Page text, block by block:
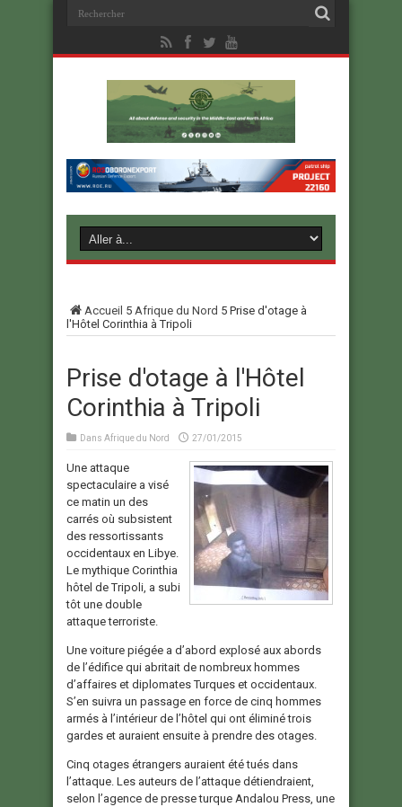
Accueil 5 Afrique du Nord 5 Prise d'otage à
l'Hôtel Corinthia à Tripoli
Prise d'otage à l'Hôtel
Corinthia à Tripoli
Dans Afrique du Nord 27/01/2015
Une attaque
spectaculaire a visé
ce matin un des
carrés où subsistent
des ressortissants
occidentaux en Libye.
Le mythique Corinthia
hôtel de Tripoli, a subi
tôt une double
attaque terroriste.
Une voiture piégée a d’abord explosé aux abords
de l’édifice qui abritait de nombreux hommes
d’affaires et diplomates Turques et occidentaux.
S’en suivra un passage en force de cinq hommes
armés à l’intérieur de l’hôtel qui ont éliminé trois
gardes et auraient ensuite à prendre des otages.
Cinq otages étrangers auraient été tués dans
l’attaque. Les auteurs de l’attaque détiendraient,
selon l’agence de presse turque Andalou Press, une